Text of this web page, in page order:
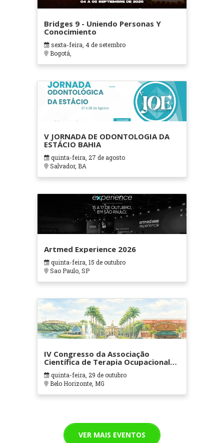
Bridges 9 - Uniendo Personas Y
Conocimiento
sexta-feira, 4 de setembro
Bogotá,
V JORNADA DE ODONTOLOGIA DA
ESTÁCIO BAHIA
quinta-feira, 27 de agosto
Salvador, BA
Artmed Experience 2026
quinta-feira, 15 de outubro
Sao Paulo, SP
IV Congresso da Associação
Científica de Terapia Ocupacional
em Contextos Hospitalares e
Cuidados Paliativos - ATOHOSP
quinta-feira, 29 de outubro
Belo Horizonte, MG
VER MAIS EVENTOS